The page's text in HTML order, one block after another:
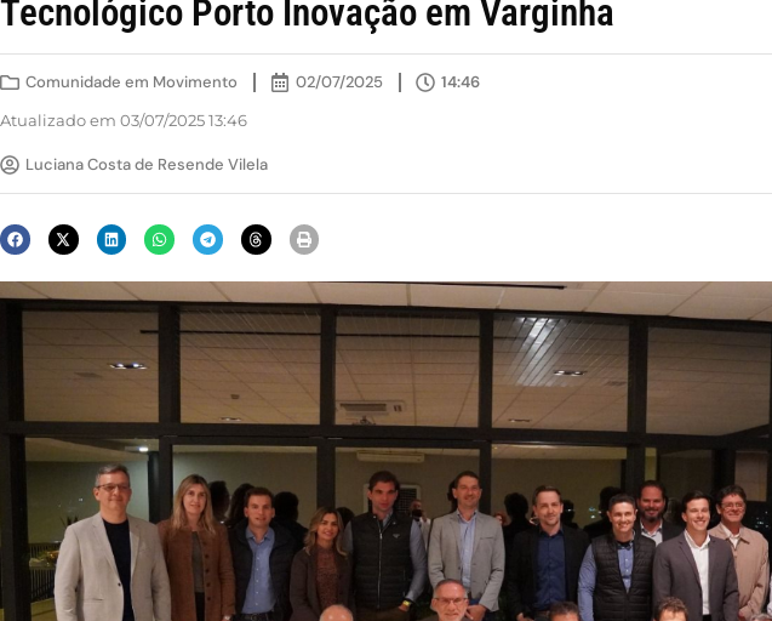
Tecnológico Porto Inovação em Varginha
Comunidade em Movimento 02/07/2025 14:46
Atualizado em 03/07/2025 13:46
Luciana Costa de Resende Vilela